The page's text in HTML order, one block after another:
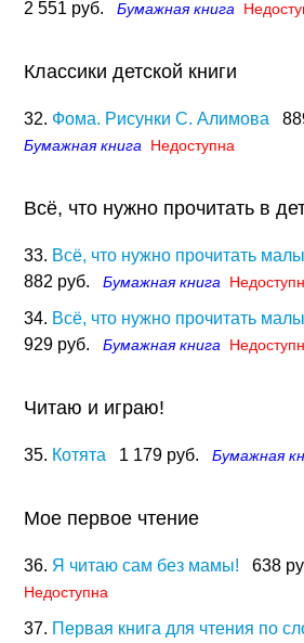
2 551 руб. Бумажная книга
Классики детской книги
32. Фома. Рисунки С. Алимова
Бумажная книга Недоступна
Всё, что нужно прочитать в
33. Всё, что нужно прочитать
882 руб.
Бумажная книга
34. Всё, что нужно прочитать
929 руб.
Бумажная книга
Читаю и играю!
35. Котята 1 179 руб. Бумажная
Мое первое чтение
36. Я читаю сам без мамы! 638
Недоступна
37. Первая книга для чтения по